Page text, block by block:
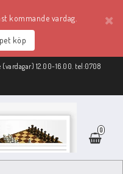
kommande vardag.
köp
12.00-16.00. tel:0708
0